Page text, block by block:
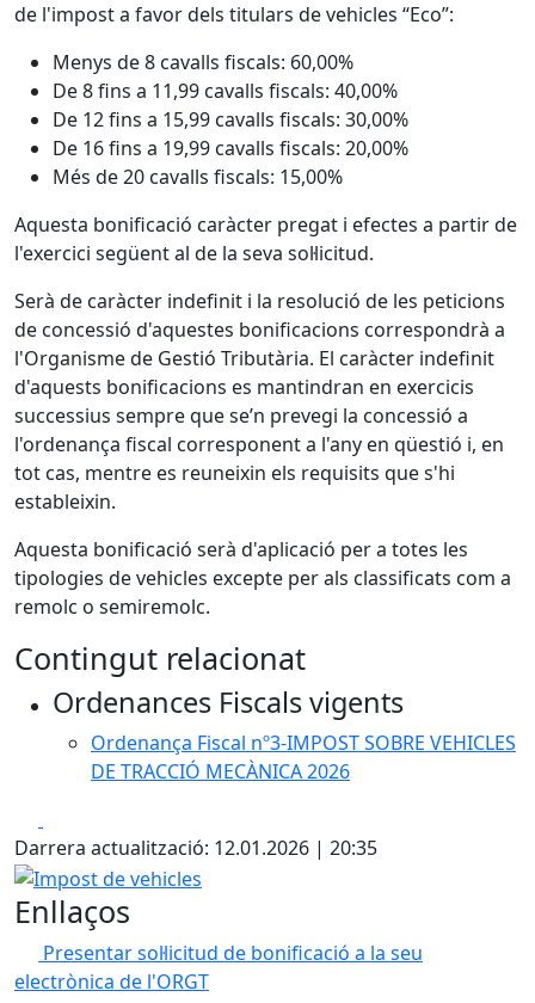
de l'impost a favor dels titulars de vehicles “Eco”:
Menys de 8 cavalls fiscals: 60,00%
De 8 fins a 11,99 cavalls fiscals: 40,00%
De 12 fins a 15,99 cavalls fiscals: 30,00%
De 16 fins a 19,99 cavalls fiscals: 20,00%
Més de 20 cavalls fiscals: 15,00%
Aquesta bonificació caràcter pregat i efectes a partir de
l'exercici següent al de la seva sol·licitud.
Serà de caràcter indefinit i la resolució de les peticions
de concessió d'aquestes bonificacions correspondrà a
l'Organisme de Gestió Tributària. El caràcter indefinit
d'aquests bonificacions es mantindran en exercicis
successius sempre que se’n prevegi la concessió a
l'ordenança fiscal corresponent a l'any en qüestió i, en
tot cas, mentre es reuneixin els requisits que s'hi
estableixin.
Aquesta bonificació serà d'aplicació per a totes les
tipologies de vehicles excepte per als classificats com a
remolc o semiremolc.
Contingut relacionat
Ordenances Fiscals vigents
Ordenança Fiscal nº3-IMPOST SOBRE VEHICLES
DE TRACCIÓ MECÀNICA 2026
Darrera actualització: 12.01.2026 | 20:35
Impost de vehicles
Enllaços
Presentar sol·licitud de bonificació a la seu
electrònica de l'ORGT